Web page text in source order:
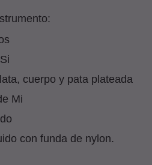
cuerpo y pata plateada
Mi
con funda de nylon.